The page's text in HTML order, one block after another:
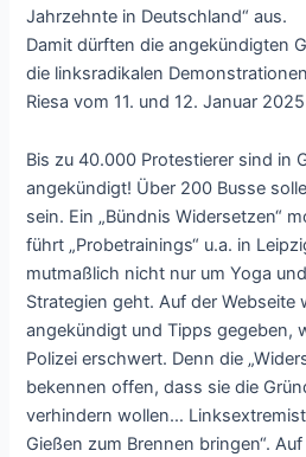
Jahrzehnte in Deutschland“ aus.
Damit dürften die angekündigten
die linksradikalen
Riesa vom 11. und 12. Januar
Bis zu 40.000 Protestierer sind in
angekündigt! Über 200 Busse
sein. Ein „Bündnis Widersetzen“
führt „Probetrainings“ u.a. in
mutmaßlich nicht nur um Yoga
Strategien geht. Auf der Webseite
angekündigt und Tipps gegeben,
Polizei erschwert. Denn die
bekennen offen, dass sie die
verhindern wollen…
Gießen zum Brennen bringen“.